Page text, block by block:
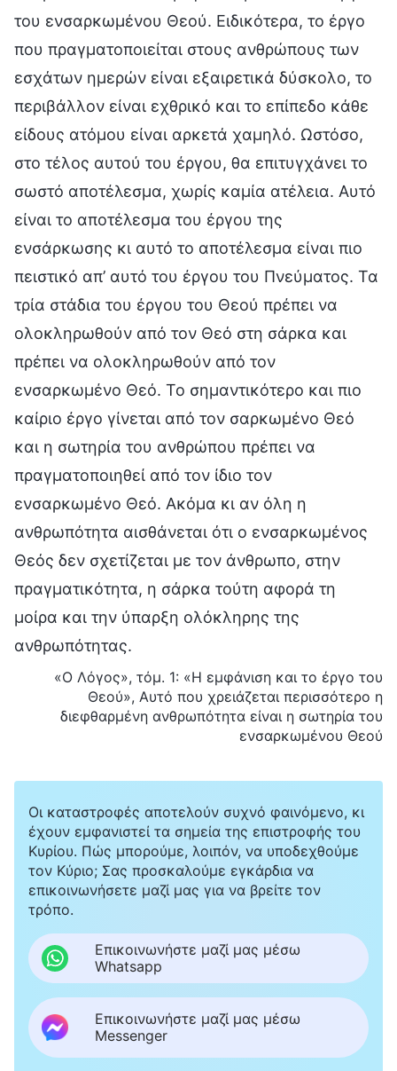
του ενσαρκωμένου Θεού. Ειδικότερα, το έργο
που πραγματοποιείται στους ανθρώπους των
εσχάτων ημερών είναι εξαιρετικά δύσκολο, το
περιβάλλον είναι εχθρικό και το επίπεδο κάθε
είδους ατόμου είναι αρκετά χαμηλό. Ωστόσο,
στο τέλος αυτού του έργου, θα επιτυγχάνει το
σωστό αποτέλεσμα, χωρίς καμία ατέλεια. Αυτό
είναι το αποτέλεσμα του έργου της
ενσάρκωσης κι αυτό το αποτέλεσμα είναι πιο
πειστικό απ’ αυτό του έργου του Πνεύματος. Τα
τρία στάδια του έργου του Θεού πρέπει να
ολοκληρωθούν από τον Θεό στη σάρκα και
πρέπει να ολοκληρωθούν από τον
ενσαρκωμένο Θεό. Το σημαντικότερο και πιο
καίριο έργο γίνεται από τον σαρκωμένο Θεό
και η σωτηρία του ανθρώπου πρέπει να
πραγματοποιηθεί από τον ίδιο τον
ενσαρκωμένο Θεό. Ακόμα κι αν όλη η
ανθρωπότητα αισθάνεται ότι ο ενσαρκωμένος
Θεός δεν σχετίζεται με τον άνθρωπο, στην
πραγματικότητα, η σάρκα τούτη αφορά τη
μοίρα και την ύπαρξη ολόκληρης της
ανθρωπότητας.
«Ο Λόγος», τόμ. 1: «Η εμφάνιση και το έργο του
Θεού», Αυτό που χρειάζεται περισσότερο η
διεφθαρμένη ανθρωπότητα είναι η σωτηρία του
ενσαρκωμένου Θεού
Οι καταστροφές αποτελούν συχνό φαινόμενο, κι
έχουν εμφανιστεί τα σημεία της επιστροφής του
Κυρίου. Πώς μπορούμε, λοιπόν, να υποδεχθούμε
τον Κύριο; Σας προσκαλούμε εγκάρδια να
επικοινωνήσετε μαζί μας για να βρείτε τον
τρόπο.
Επικοινωνήστε μαζί μας μέσω
Whatsapp
Επικοινωνήστε μαζί μας μέσω
Messenger